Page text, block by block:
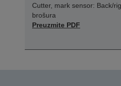
Cutter, mark sensor: Back/
brošura
Preuzmite PDF